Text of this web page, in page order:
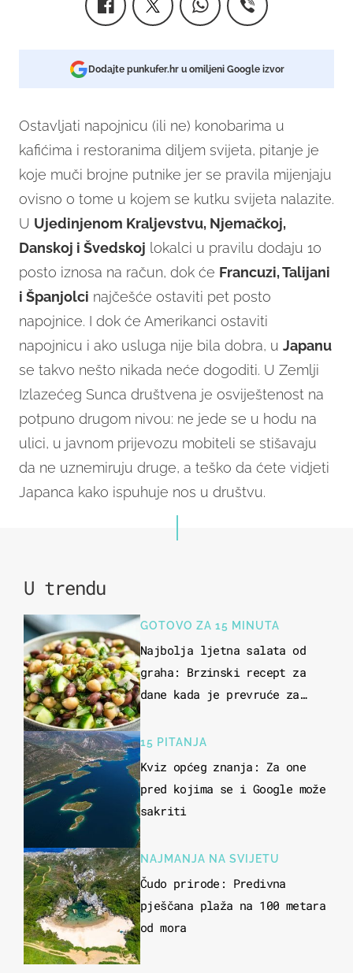
Dodajte punkufer.hr u omiljeni Google izvor
Ostavljati napojnicu (ili ne) konobarima u
kafićima i restoranima diljem svijeta, pitanje je
koje muči brojne putnike jer se pravila mijenjaju
ovisno o tome u kojem se kutku svijeta nalazite.
U Ujedinjenom Kraljevstvu, Njemačkoj,
Danskoj i Švedskoj lokalci u pravilu dodaju 10
posto iznosa na račun, dok će Francuzi, Talijani
i Španjolci najčešće ostaviti pet posto
napojnice. I dok će Amerikanci ostaviti
napojnicu i ako usluga nije bila dobra, u Japanu
se takvo nešto nikada neće dogoditi. U Zemlji
Izlazećeg Sunca društvena je osviještenost na
potpuno drugom nivou: ne jede se u hodu na
ulici, u javnom prijevozu mobiteli se stišavaju
da ne uznemiruju druge, a teško da ćete vidjeti
Japanca kako ispuhuje nos u društvu.
U trendu
GOTOVO ZA 15 MINUTA
Najbolja ljetna salata od
graha: Brzinski recept za
dane kada je prevruće za
15 PITANJA
Kviz općeg znanja: Za one
pred kojima se i Google može
sakriti
NAJMANJA NA SVIJETU
Čudo prirode: Predivna
pješčana plaža na 100 metara
od mora